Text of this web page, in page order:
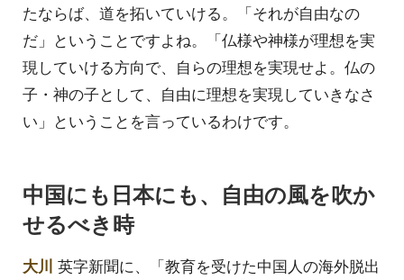
たならば、道を拓いていける。「それが自由なの
だ」ということですよね。「仏様や神様が理想を実
現していける方向で、自らの理想を実現せよ。仏の
子・神の子として、自由に理想を実現していきなさ
い」ということを言っているわけです。
中国にも日本にも、自由の風を吹か
せるべき時
大川 英字新聞に、「教育を受けた中国人の海外脱出